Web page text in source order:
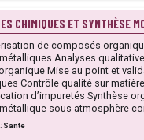
CHIMIQUES ET SYNTHÈSE
de composés
qualitatives et quantitatives en
et validation de protocoles
identification /
Synthèse organique et
sous atmosphère contrôlée
Santé